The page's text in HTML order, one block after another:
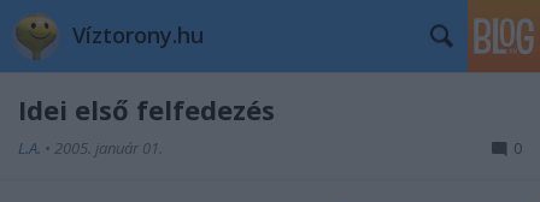
Víztorony.hu
Idei első felfedezés
L.A. • 2005. január 01. 0